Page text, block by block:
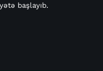
başlayıb.